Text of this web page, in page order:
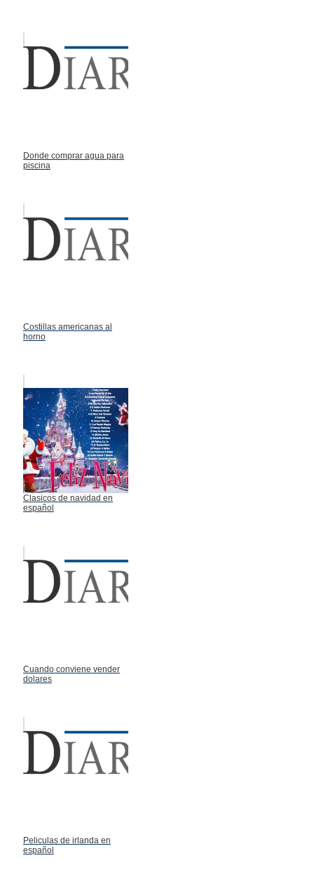
Donde comprar agua para
piscina
Costillas americanas al
horno
Clasicos de navidad en
español
Cuando conviene vender
dolares
Peliculas de irlanda en
español